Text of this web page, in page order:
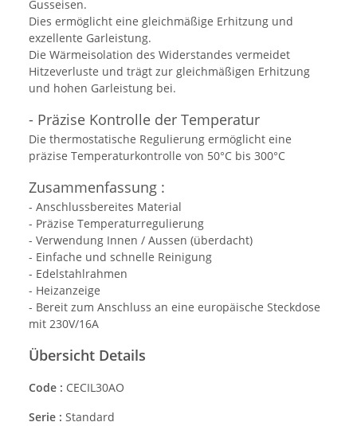
Gusseisen.
Dies ermöglicht eine gleichmäßige Erhitzung und
exzellente Garleistung.
Die Wärmeisolation des Widerstandes vermeidet
Hitzeverluste und trägt zur gleichmäßigen Erhitzung
und hohen Garleistung bei.
- Präzise Kontrolle der Temperatur
Die thermostatische Regulierung ermöglicht eine
präzise Temperaturkontrolle von 50°C bis 300°C
Zusammenfassung :
- Anschlussbereites Material
- Präzise Temperaturregulierung
- Verwendung Innen / Aussen (überdacht)
- Einfache und schnelle Reinigung
- Edelstahlrahmen
- Heizanzeige
- Bereit zum Anschluss an eine europäische Steckdose
mit 230V/16A
Übersicht Details
Code : CECIL30AO
Serie : Standard